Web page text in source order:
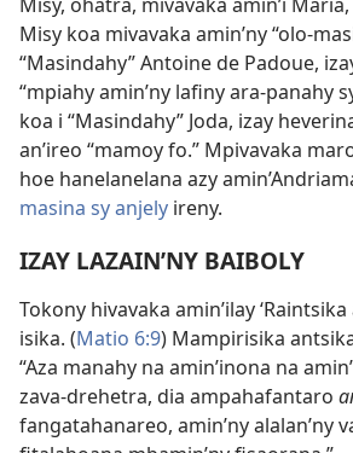
Misy koa mivavaka amin’ny “olo-
“Masindahy” Antoine de Padoue,
“mpiahy amin’ny lafiny ara-panahy
koa i “Masindahy” Joda, izay
an’ireo “mamoy fo.” Mpivavaka
hoe hanelanelana azy
masina sy anjely ireny.
IZAY LAZAIN’NY BAIBOLY
Tokony hivavaka amin’ilay
isika. (Matio 6:9) Mampirisika
“Aza manahy na amin’inona na
zava-drehetra, dia ampahafantaro
fangatahanareo, amin’ny alalan’ny